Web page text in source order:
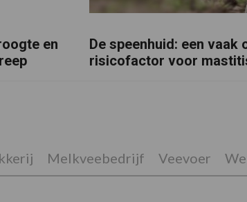
en
De speenhuid: een vaak
risicofactor voor
Melkveebedrijf Veevoer